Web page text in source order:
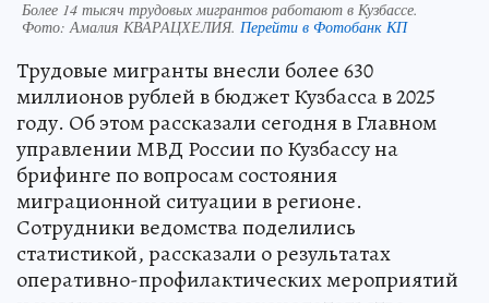
Более 14 тысяч трудовых мигрантов работают в Кузбассе.
Фото:Амалия КВАРАЦХЕЛИЯ. Перейти в Фотобанк КП
Трудовые мигранты внесли более 630
миллионов рублей в бюджет Кузбасса в 2025
году. Об этом рассказали сегодня в Главном
управлении МВД России по Кузбассу на
брифинге по вопросам состояния
миграционной ситуации в регионе.
Сотрудники ведомства поделились
статистикой, рассказали о результатах
оперативно-профилактических мероприятий